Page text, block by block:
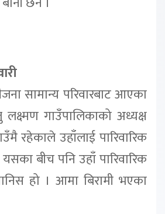
सामान्य परिवारबाट आएका
गाउँपालिकाको अध्यक्ष
रहेकाले उहाँलाई पारिवारिक
बीच पनि उहाँ पारिवारिक
हो । आमा बिरामी भएका